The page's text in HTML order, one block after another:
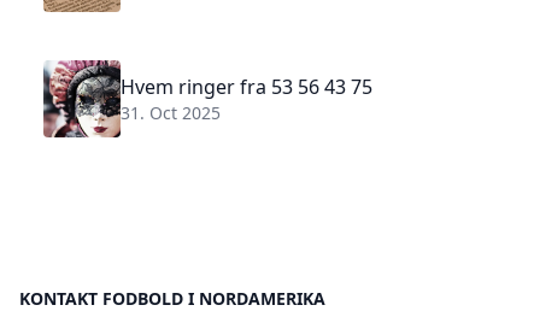
Hvem ringer fra 53 56 43 75
31. Oct 2025
KONTAKT FODBOLD I NORDAMERIKA